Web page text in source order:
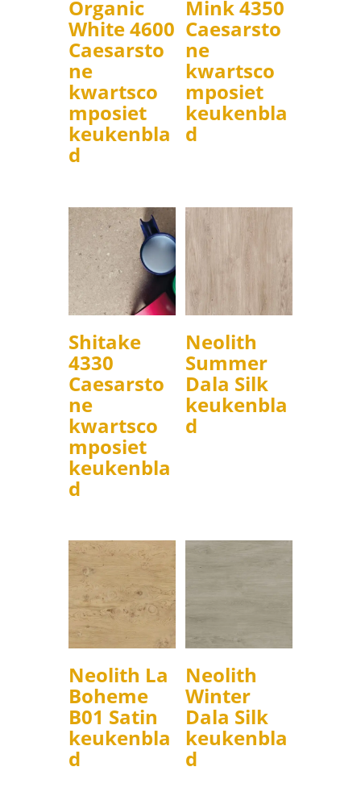
Organic
White 4600
Caesarsto
ne
kwartsco
mposiet
keukenbla
d
Mink 4350
Caesarsto
ne
kwartsco
mposiet
keukenbla
d
Shitake
4330
Caesarsto
ne
kwartsco
mposiet
keukenbla
d
Neolith
Summer
Dala Silk
keukenbla
d
Neolith La
Boheme
B01 Satin
keukenbla
d
Neolith
Winter
Dala Silk
keukenbla
d